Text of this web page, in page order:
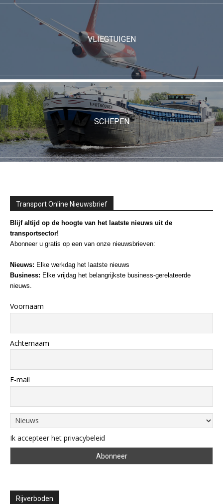
VLIEGTUIGEN
SCHEPEN
Transport Online Nieuwsbrief
Blijf altijd op de hoogte van het laatste nieuws uit de
transportsector!
Abonneer u gratis op een van onze nieuwsbrieven:
Nieuws: Elke werkdag het laatste nieuws
Business: Elke vrijdag het belangrijkste business-gerelateerde
nieuws.
Voornaam
Achternaam
E-mail
Ik accepteer het privacybeleid
Rijverboden